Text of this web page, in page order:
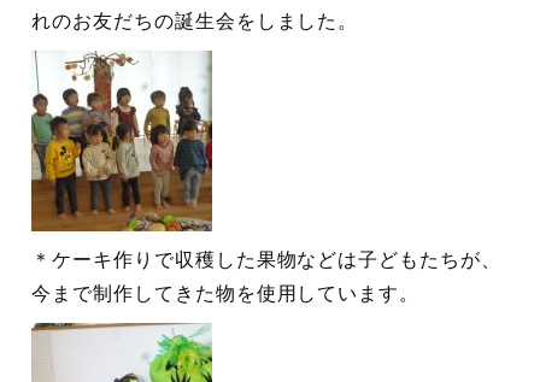
れのお友だちの誕生会をしました。
＊ケーキ作りで収穫した果物などは子どもたちが、
今まで制作してきた物を使用しています。